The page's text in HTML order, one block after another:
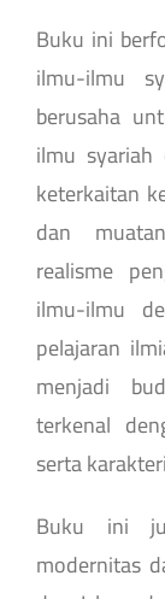
Buku ini
ilmu-ilmu
berusaha
ilmu syariah
keterkaitan
dan
realisme
ilmu-ilmu
pelajaran
menjadi
terkenal
serta
Buku ini
modernitas